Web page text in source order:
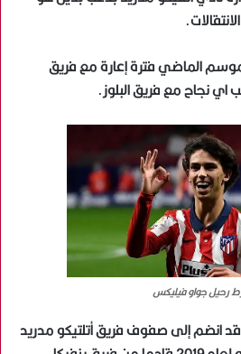
الماضي فترة إعارة مع فريق
نجاح مع فريق البلوز.
رحيل جواو فيليكس
انضم إلى صفوف فريق أتلتيكو مدريد